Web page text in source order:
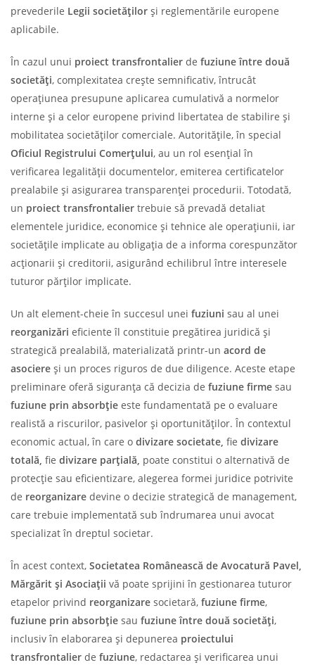
prevederile Legii societăților și reglementările europene
aplicabile.
În cazul unui proiect transfrontalier de fuziune între două
societăți, complexitatea crește semnificativ, întrucât
operațiunea presupune aplicarea cumulativă a normelor
interne și a celor europene privind libertatea de stabilire și
mobilitatea societăților comerciale. Autoritățile, în special
Oficiul Registrului Comerțului, au un rol esențial în
verificarea legalității documentelor, emiterea certificatelor
prealabile și asigurarea transparenței procedurii. Totodată,
un proiect transfrontalier trebuie să prevadă detaliat
elementele juridice, economice și tehnice ale operațiunii, iar
societățile implicate au obligația de a informa corespunzător
acționarii și creditorii, asigurând echilibrul între interesele
tuturor părților implicate.
Un alt element-cheie în succesul unei fuziuni sau al unei
reorganizări eficiente îl constituie pregătirea juridică și
strategică prealabilă, materializată printr-un acord de
asociere și un proces riguros de due diligence. Aceste etape
preliminare oferă siguranța că decizia de fuziune firme sau
fuziune prin absorbție este fundamentată pe o evaluare
realistă a riscurilor, pasivelor și oportunităților. În contextul
economic actual, în care o divizare societate, fie divizare
totală, fie divizare parțială poate constitui o alternativă de
protecție sau eficientizare, alegerea formei juridice potrivite
de reorganizare devine o decizie strategică de management,
care trebuie implementată sub îndrumarea unui avocat
specializat în dreptul societar.
În acest context, Societatea Românească de Avocatură Pavel,
Mărgărit și Asociații vă poate sprijini în gestionarea tuturor
etapelor privind reorganizare societară, fuziune firme,
fuziune prin absorbție sau fuziune între două societăți,
inclusiv în elaborarea și depunerea proiectului
transfrontalier de fuziune, redactarea și verificarea unui